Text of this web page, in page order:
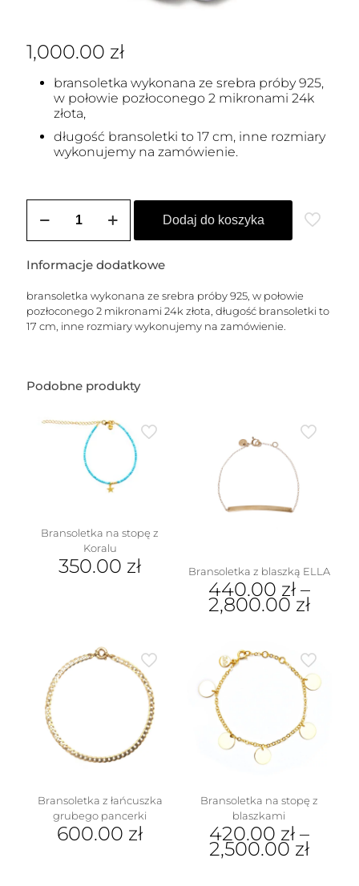
1,000.00 zł
bransoletka wykonana ze srebra próby 925,
w połowie pozłoconego 2 mikronami 24k
złota,
długość bransoletki to 17 cm, inne rozmiary
wykonujemy na zamówienie.
Bransoletka
ogniw,
złota
Dodaj do koszyka
Informacje dodatkowe
bransoletka wykonana ze srebra próby 925, w połowie
pozłoconego 2 mikronami 24k złota, długość bransoletki to
17 cm, inne rozmiary wykonujemy na zamówienie.
Podobne produkty
Bransoletka na stopę z
Koralu
350.00 zł Bransoletka z blaszką ELLA
440.00 zł–
2,800.00 zł
ma
wariantów.
wybrać
na
stronie
Bransoletka z łańcuszka
grubego pancerki
600.00 zł
Bransoletka na stopę z
blaszkami
420.00 zł–
2,500.00 zł